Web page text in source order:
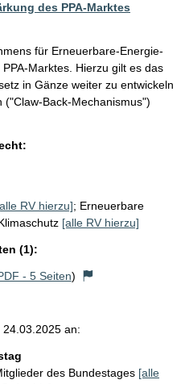
des PPA-Marktes
für Erneuerbare-Energie-
Marktes. Hierzu gilt es das
in Gänze weiter zu entwickeln
Back-Mechanismus")
RV hierzu]; Erneuerbare
[alle RV hierzu]
(1):
- 5 Seiten)
an:
des Bundestages [alle